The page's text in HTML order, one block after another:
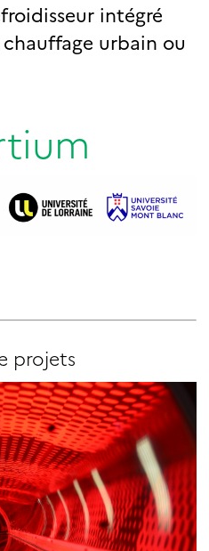
intégré
urbain ou
projets